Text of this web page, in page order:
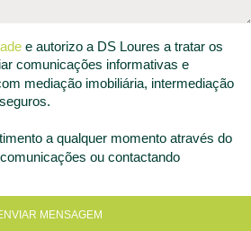
e autorizo a DS Loures a tratar os
comunicações informativas e
mediação imobiliária, intermediação
a qualquer momento através do
ou contactando
MENSAGEM